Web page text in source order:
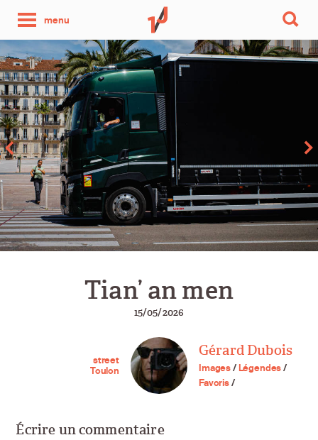
menu
photo
Tian’ an men
15/05/2026
street
Toulon
Gérard Dubois
Images/Légendes/
Favoris/
Écrire un commentaire